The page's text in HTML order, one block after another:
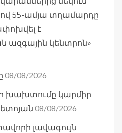
55-ամյա տղամարդը
է
ազգային կենտրոն»
08/08/2026
խախտումը կարմիր
08/08/2026
լավագույն